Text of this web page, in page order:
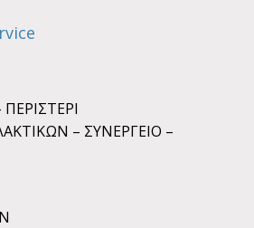
– ΣΥΝΕΡΓΕΙΟ –